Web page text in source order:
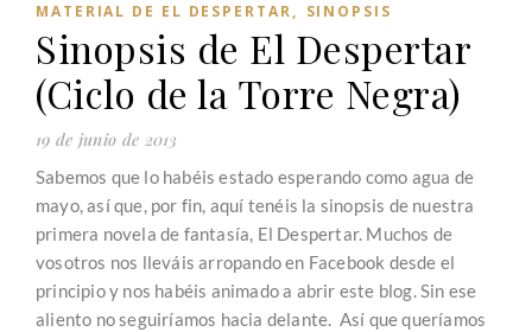
MATERIAL DE EL DESPERTAR, SINOPSIS
Sinopsis de El Despertar
(Ciclo de la Torre Negra)
19 de junio de 2013
Sabemos que lo habéis estado esperando como agua de
mayo, así que, por fin, aquí tenéis la sinopsis de nuestra
primera novela de fantasía, El Despertar. Muchos de
vosotros nos lleváis arropando en Facebook desde el
principio y nos habéis animado a abrir este blog. Sin ese
aliento no seguiríamos hacia delante. Así que queríamos